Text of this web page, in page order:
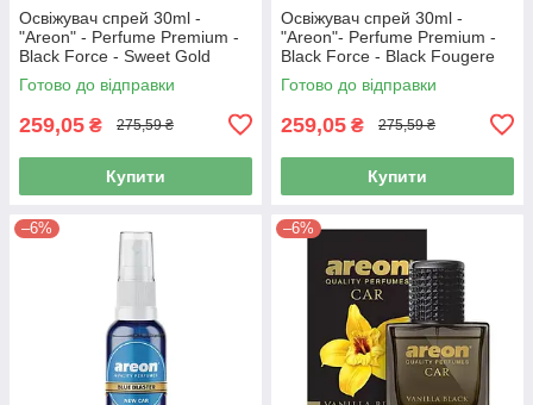
Освіжувач спрей 30ml -
"Areon" - Perfume Premium -
Black Force - Sweet Gold
(Солодке золото) 1:2
Готово до відправки
259,05 ₴ 275,59 ₴
Купити
Освіжувач спрей 30ml -
"Areon"- Perfume Premium -
Black Force - Black Fougere
(Чорний фужер) скло1:2
Готово до відправки
259,05 ₴ 275,59 ₴
Купити
–6% –6%